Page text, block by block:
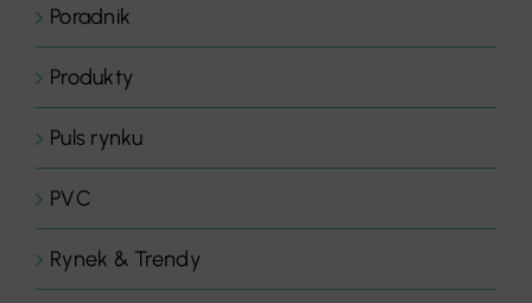
Poradnik
Produkty
Puls rynku
PVC
Rynek & Trendy